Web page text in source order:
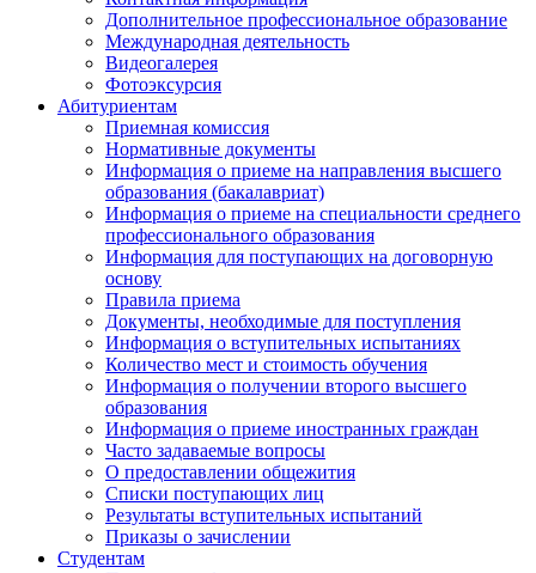
Дополнительное профессиональное образование
Международная деятельность
Видеогалерея
Фотоэксурсия
Абитуриентам
Приемная комиссия
Нормативные документы
Информация о приеме на направления высшего
образования (бакалавриат)
Информация о приеме на специальности среднего
профессионального образования
Информация для поступающих на договорную
основу
Правила приема
Документы, необходимые для поступления
Информация о вступительных испытаниях
Количество мест и стоимость обучения
Информация о получении второго высшего
образования
Информация о приеме иностранных граждан
Часто задаваемые вопросы
О предоставлении общежития
Списки поступающих лиц
Результаты вступительных испытаний
Приказы о зачислении
Студентам